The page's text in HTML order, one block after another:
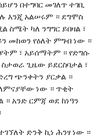
በተግባር መገለጥ ተገቢ
እንጂ አልሠሩም ። ደግሞስ
ስሜት ካለ ንግግር ይበዛል ፣
መከወን የዕለት ምግብ ነው ።
፣ አይሰማትም ። የድግሱ
ጊዜው ይደርስባታል ፣
ጭንቀትን ያርቃል ።
ነው ። ጥቂት
አንድ ርምጃ ወደ ከነዓን
ድንቅ ኪነ ሕንፃ ነው ።